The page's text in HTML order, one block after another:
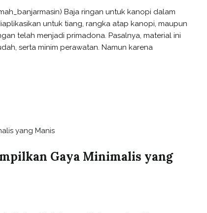
Baja ringan untuk kanopi dalam
untuk tiang, rangka atap kanopi, maupun
telah menjadi primadona. Pasalnya, material ini
serta minim perawatan. Namun karena
Gaya Minimalis yang